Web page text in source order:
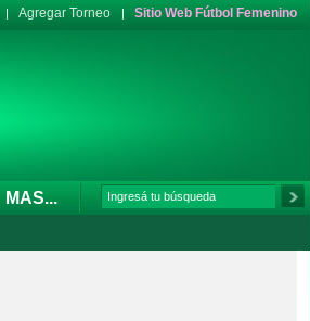
Agregar Torneo Sitio Web Fútbol Femenino
MAS...